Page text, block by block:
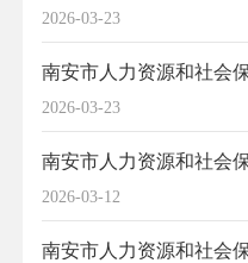
2026-03-23
2026-03-23
南安市人力资源和社会保障局关于公布王春燕等5位同志艺
2026-03-12
南安市人力资源和社会保障局关于公布钱柏松等
南安市人力资源和社会保障局关于公布黄